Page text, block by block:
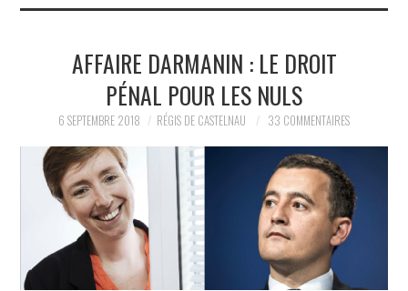
AFFAIRE DARMANIN : LE DROIT
PÉNAL POUR LES NULS
6 SEPTEMBRE 2018 RÉGIS DE CASTELNAU 33 COMMENTAIRES